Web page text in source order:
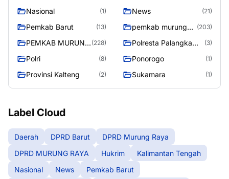
Nasional (1) News (21)
Pemkab Barut (13)
pemkab murung
(203)
PEMKAB MURUNG (228)
Polresta Palangka
(3)
Polri (8) Ponorogo (1)
Provinsi Kalteng (2) Sukamara (1)
Label Cloud
Daerah DPRD Barut
DPRD Murung Raya
DPRD MURUNG RAYA
Hukrim
Kalimantan Tengah
Nasional
News
Pemkab Barut